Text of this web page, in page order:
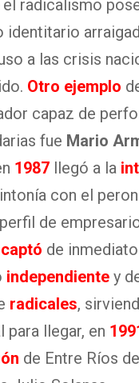
radicalismo
identitario
a las crisis
Otro ejemplo
capaz de
fue Mario
1987 llegó a la
con el
de
captó de
independiente y
radicales,
llegar, en
de Entre Ríos